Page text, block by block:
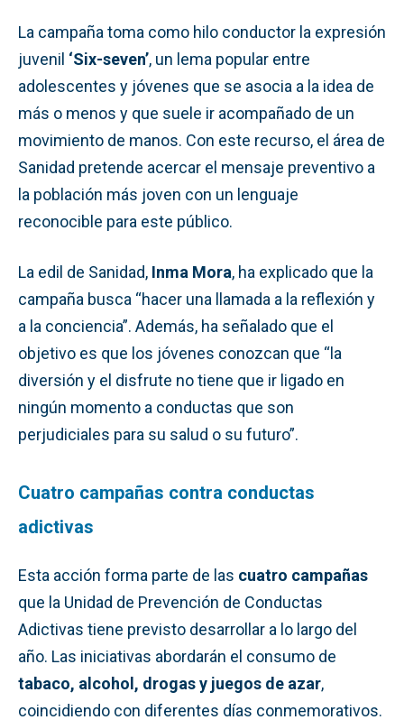
La campaña toma como hilo conductor la expresión
juvenil ‘Six-seven’, un lema popular entre
adolescentes y jóvenes que se asocia a la idea de
más o menos y que suele ir acompañado de un
movimiento de manos. Con este recurso, el área de
Sanidad pretende acercar el mensaje preventivo a
la población más joven con un lenguaje
reconocible para este público.
La edil de Sanidad, Inma Mora, ha explicado que la
campaña busca “hacer una llamada a la reflexión y
a la conciencia”. Además, ha señalado que el
objetivo es que los jóvenes conozcan que “la
diversión y el disfrute no tiene que ir ligado en
ningún momento a conductas que son
perjudiciales para su salud o su futuro”.
Cuatro campañas contra conductas
adictivas
Esta acción forma parte de las cuatro campañas
que la Unidad de Prevención de Conductas
Adictivas tiene previsto desarrollar a lo largo del
año. Las iniciativas abordarán el consumo de
tabaco, alcohol, drogas y juegos de azar,
coincidiendo con diferentes días conmemorativos.